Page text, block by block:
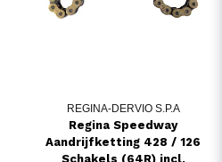
REGINA-DERVIO S.P.A
Regina Speedway
Aandrijfketting 428 / 126
Schakels (64R) incl.